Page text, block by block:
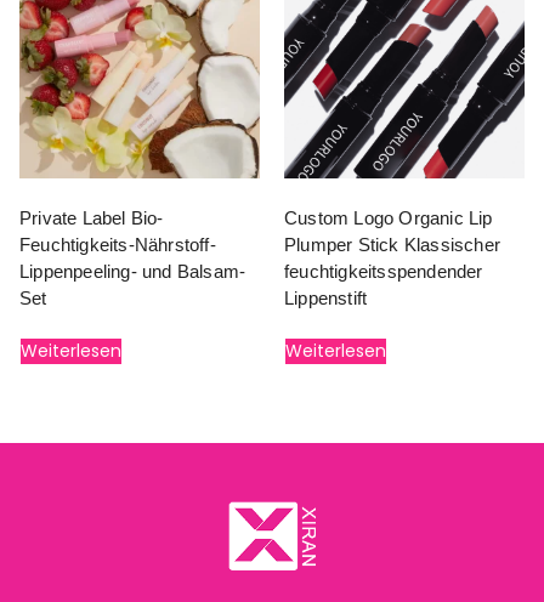
Private Label Bio-
Feuchtigkeits-Nährstoff-
Lippenpeeling- und Balsam-
Set
Weiterlesen
Custom Logo Organic Lip
Plumper Stick Klassischer
feuchtigkeitsspendender
Lippenstift
Weiterlesen